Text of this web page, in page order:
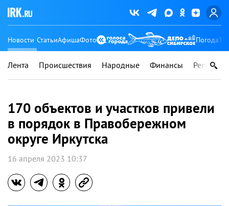
Новости СтатьиАфишаФото Погода
Лента Происшествия Народные Финансы Регионы
170 объектов и участков привели
в порядок в Правобережном
округе Иркутска
16 апреля 2023 10:37